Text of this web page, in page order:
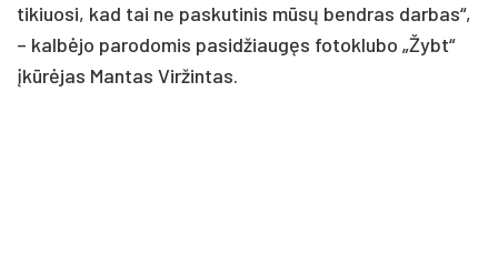
tikiuosi, kad tai ne paskutinis mūsų bendras darbas“,
– kalbėjo parodomis pasidžiaugęs fotoklubo „Žybt“
įkūrėjas Mantas Viržintas.